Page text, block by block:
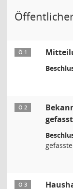
Ö 1
Ö 2
Ö 3